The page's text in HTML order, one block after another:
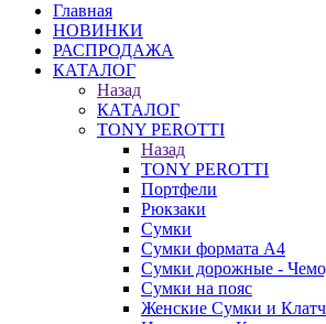
Главная
НОВИНКИ
РАСПРОДАЖА
КАТАЛОГ
Назад
КАТАЛОГ
TONY PEROTTI
Назад
TONY PEROTTI
Портфели
Рюкзаки
Сумки
Сумки формата А4
Сумки дорожные -
Сумки на пояс
Женские Сумки и